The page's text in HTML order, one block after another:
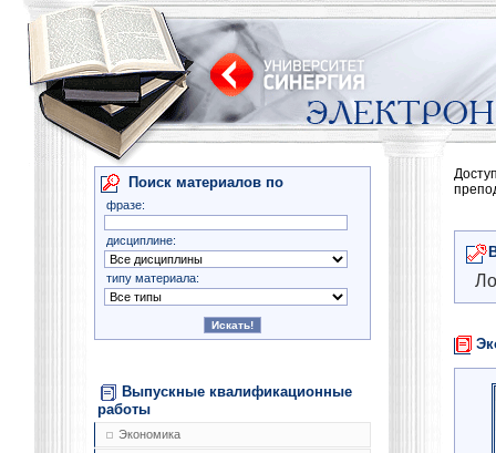
Поиск материалов по
фразе:
дисциплине:
типу материала:
Выпускные квалификационные
работы
Экономика